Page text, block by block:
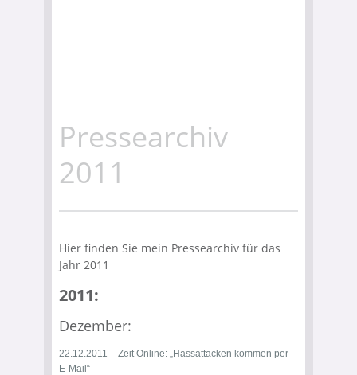
Pressearchiv
2011
Hier finden Sie mein Pressearchiv für das
Jahr 2011
2011:
Dezember:
22.12.2011 – Zeit Online: „Hassattacken kommen per
E-Mail“